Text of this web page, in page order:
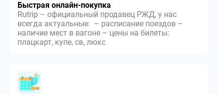
Быстрая онлайн-покупка
Rutrip – официальный продавец РЖД, у нас
всегда актуальные: – расписание поездов –
наличие мест в вагоне – цены на билеты:
плацкарт, купе, св, люкс